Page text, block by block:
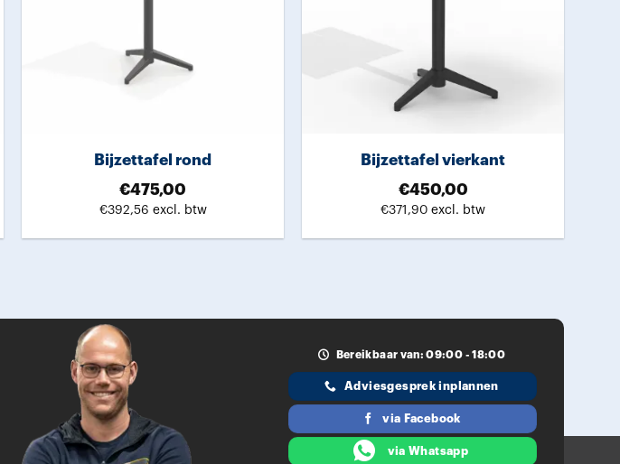
Bijzettafel rond
€475,00
€392,56 excl. btw
Bijzettafel vierkant
€450,00
€371,90 excl. btw
Bereikbaar van: 09:00 - 18:00
Adviesgesprek inplannen
via Facebook
via Whatsapp